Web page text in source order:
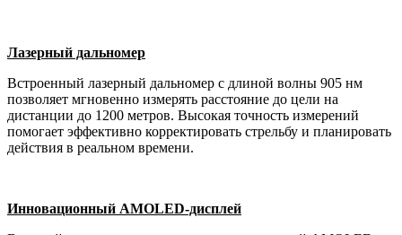
Лазерный дальномер
Встроенный лазерный дальномер с длиной волны 905 нм
позволяет мгновенно измерять расстояние до цели на
дистанции до 1200 метров. Высокая точность измерений
помогает эффективно корректировать стрельбу и планировать
действия в реальном времени.
Инновационный AMOLED-дисплей